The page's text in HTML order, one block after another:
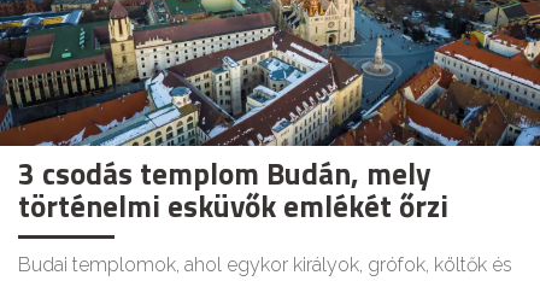
3 csodás templom Budán, mely
történelmi esküvők emlékét őrzi
Budai templomok, ahol egykor királyok, grófok, költők és